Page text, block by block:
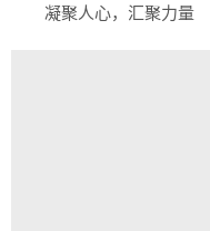
凝聚人心，汇聚力量